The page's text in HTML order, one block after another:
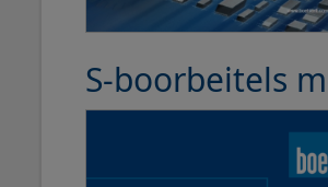
S-boorbeitels